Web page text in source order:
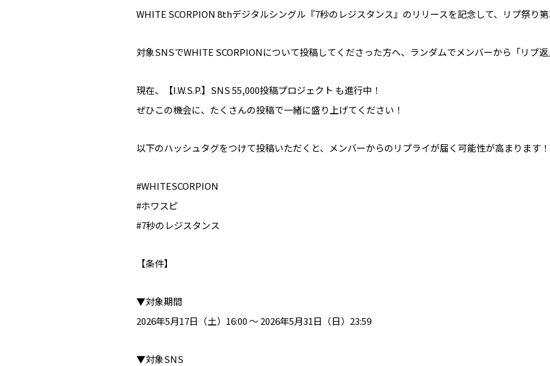
WHITE SCORPION 8thデジタルシングル『7秒のレジスタンス』のリリースを記念して、リプ祭り
対象SNSでWHITE SCORPIONについて投稿してくださった方へ、ランダムでメンバーから「リプ
現在、【I.W.S.P.】SNS 55,000投稿プロジェクト も進行中！
ぜひこの機会に、たくさんの投稿で一緒に盛り上げてください！
以下のハッシュタグをつけて投稿いただくと、メンバーからのリプライが届く可能性が高まります！
#WHITESCORPION
#ホワスピ
#7秒のレジスタンス
【条件】
▼対象期間
2026年5月17日（土）16:00 ～ 2026年5月31日（日）23:59
▼対象SNS